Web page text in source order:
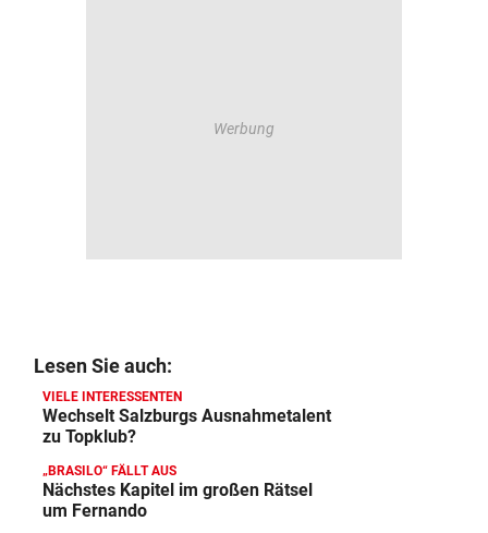
Lesen Sie auch:
VIELE INTERESSENTEN
Wechselt Salzburgs Ausnahmetalent
zu Topklub?
„BRASILO“ FÄLLT AUS
Nächstes Kapitel im großen Rätsel
um Fernando